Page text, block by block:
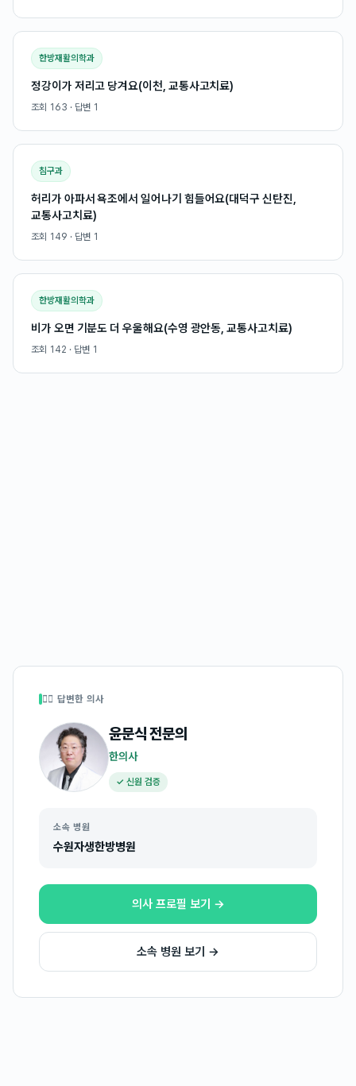
한방재활의학과
정강이가 저리고 당겨요(이천, 교통사고치료)
조회 163 · 답변 1
침구과
허리가 아파서 욕조에서 일어나기 힘들어요(대덕구 신탄진,
교통사고치료)
조회 149 · 답변 1
한방재활의학과
비가 오면 기분도 더 우울해요(수영 광안동, 교통사고치료)
조회 142 · 답변 1
👩‍⚕️ 답변한 의사
윤문식전문의
한의사
✓ 신원 검증
소속 병원
수원자생한방병원
의사 프로필 보기 →
소속 병원 보기 →